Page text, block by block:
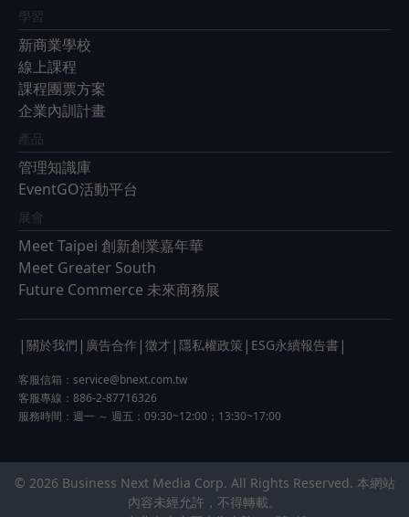
學習
新商業學校
線上課程
課程團票方案
企業內訓計畫
產品
管理知識庫
EventGO活動平台
展會
Meet Taipei 創新創業嘉年華
Meet Greater South
Future Commerce 未來商務展
| 關於我們 | 廣告合作 | 徵才 | 隱私權政策 | ESG永續報告書 |
客服信箱： service@bnext.com.tw
客服專線：886-2-87716326
服務時間：週一 ～ 週五：09:30~12:00；13:30~17:00
© 2026 Business Next Media Corp. All Rights Reserved. 本網站
內容未經允許，不得轉載。